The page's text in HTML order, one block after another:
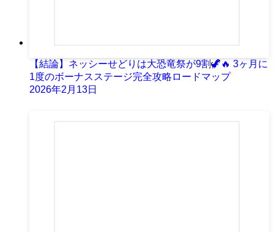
【結論】ネッシーせどりは大恐竜祭が9割🦖🔥 3ヶ月に
1度のボーナスステージ完全攻略ロードマップ
2026年2月13日